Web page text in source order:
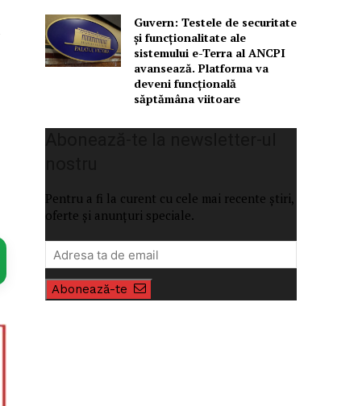
Guvern: Testele de securitate
și funcționalitate ale
sistemului e-Terra al ANCPI
avansează. Platforma va
deveni funcțională
săptămâna viitoare
Pentru a fi la curent cu cele mai recente știri,
oferte și anunțuri speciale.
Abonează-te